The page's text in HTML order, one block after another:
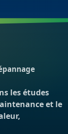
les études
et le